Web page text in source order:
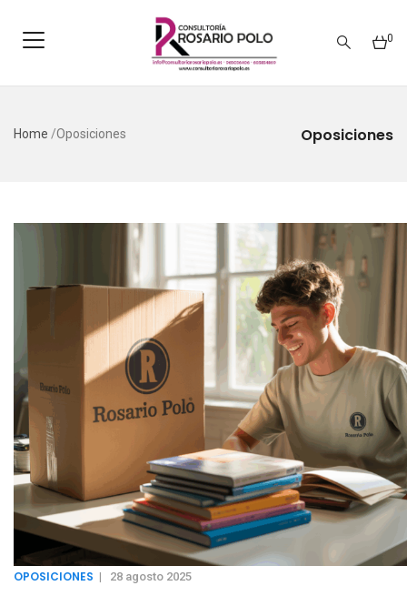
0
Oposiciones
Home /Oposiciones
OPOSICIONES | 28 agosto 2025